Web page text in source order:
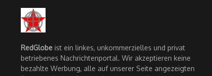
RedGlobe ist ein linkes, unkommerzielles und privat
betriebenes Nachrichtenportal. Wir akzeptieren keine
bezahlte Werbung, alle auf unserer Seite angezeigten